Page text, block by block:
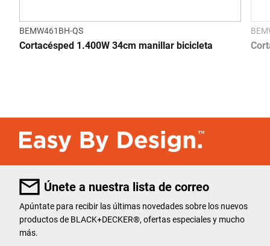
BEMW461BH-QS
Cortacésped 1.400W 34cm manillar bicicleta
Únete a nuestra lista de correo
Apúntate para recibir las últimas novedades sobre los nuevos
productos de BLACK+DECKER®, ofertas especiales y mucho
más.